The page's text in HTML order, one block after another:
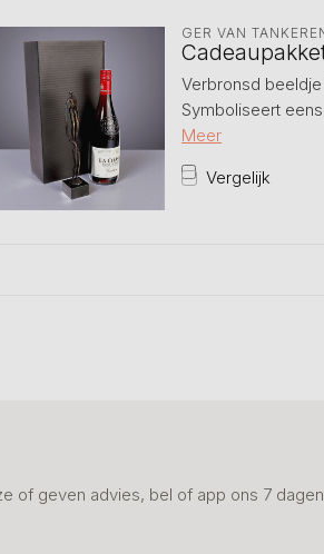
GER VAN
Verbronsd beeldje
Symboliseert
Meer
Vergelijk
of geven advies, bel of app ons 7